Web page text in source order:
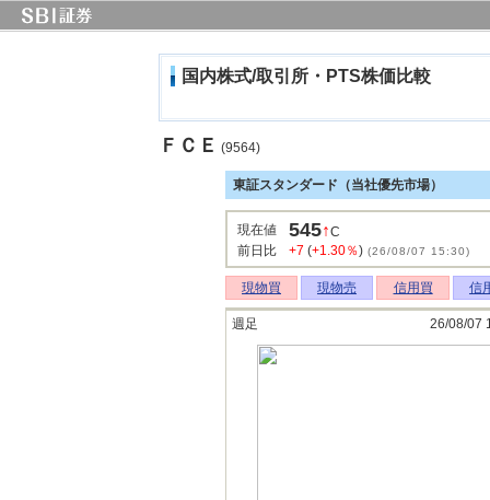
国内株式/取引所・PTS株価比較
ＦＣＥ (9564)
東証スタンダード（当社優先市場）
現在値 545↑C
前日比
+7 (+1.30％) (26/08/07 15:30)
現物買 現物売 信用買 信
週足 26/08/07